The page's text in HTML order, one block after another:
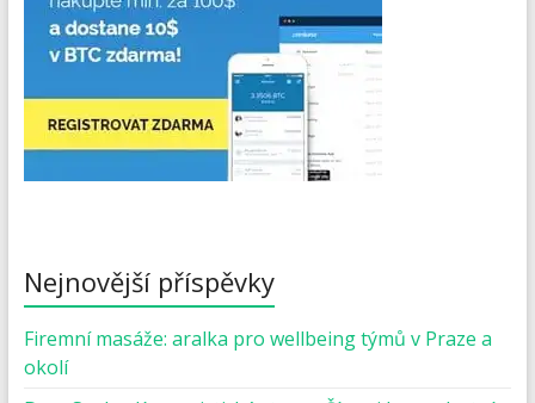
Nejnovější příspěvky
Firemní masáže: aralka pro wellbeing týmů v Praze a
okolí